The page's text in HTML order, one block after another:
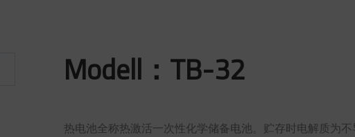
Modell：TB-32
热电池全称热激活一次性化学储备电池。贮存时电解质为不